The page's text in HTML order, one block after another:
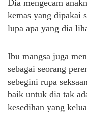
Dia mengecam
kemas yang dipakai
lupa apa yang dia
Ibu mangsa juga
sebagai seorang
sebegini rupa
baik untuk dia tak
kesedihan yang